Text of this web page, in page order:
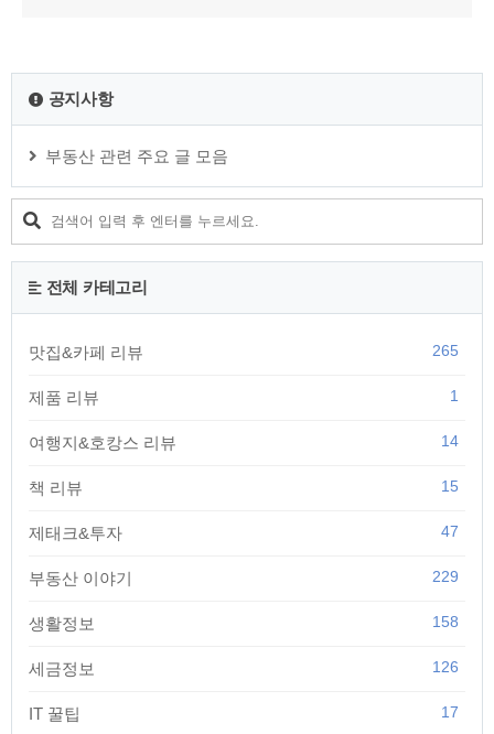
공지사항
부동산 관련 주요 글 모음
전체 카테고리
맛집&카페 리뷰 265
제품 리뷰 1
여행지&호캉스 리뷰 14
책 리뷰 15
제태크&투자 47
부동산 이야기 229
생활정보 158
세금정보 126
IT 꿀팁 17